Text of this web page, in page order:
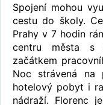
Spojení mohou
cestu do školy.
Prahy v 7 hodin
centru města s
začátkem
Noc strávená na
hotelový pobyt i
nádraží. Florenc